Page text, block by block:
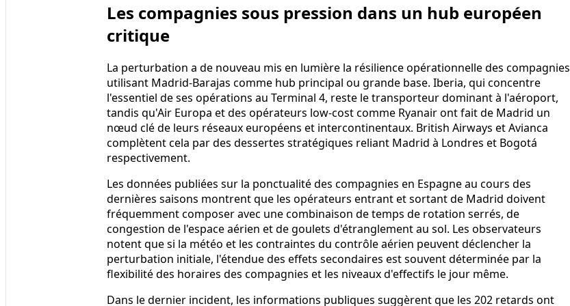
Les compagnies sous pression dans un hub européen
critique
La perturbation a de nouveau mis en lumière la résilience opérationnelle des compagnies
utilisant Madrid-Barajas comme hub principal ou grande base. Iberia, qui concentre
l'essentiel de ses opérations au Terminal 4, reste le transporteur dominant à l'aéroport,
tandis qu'Air Europa et des opérateurs low-cost comme Ryanair ont fait de Madrid un
nœud clé de leurs réseaux européens et intercontinentaux. British Airways et Avianca
complètent cela par des dessertes stratégiques reliant Madrid à Londres et Bogotá
respectivement.
Les données publiées sur la ponctualité des compagnies en Espagne au cours des
dernières saisons montrent que les opérateurs entrant et sortant de Madrid doivent
fréquemment composer avec une combinaison de temps de rotation serrés, de
congestion de l'espace aérien et de goulets d'étranglement au sol. Les observateurs
notent que si la météo et les contraintes du contrôle aérien peuvent déclencher la
perturbation initiale, l'étendue des effets secondaires est souvent déterminée par la
flexibilité des horaires des compagnies et les niveaux d'effectifs le jour même.
Dans le dernier incident, les informations publiques suggèrent que les 202 retards ont